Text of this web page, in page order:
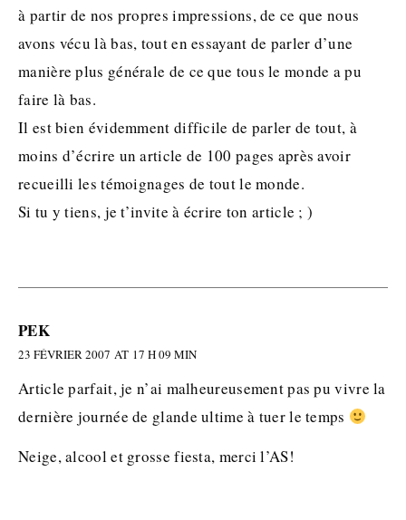
à partir de nos propres impressions, de ce que nous
avons vécu là bas, tout en essayant de parler d’une
manière plus générale de ce que tous le monde a pu
faire là bas.
Il est bien évidemment difficile de parler de tout, à
moins d’écrire un article de 100 pages après avoir
recueilli les témoignages de tout le monde.
Si tu y tiens, je t’invite à écrire ton article ; )
PEK
23 FÉVRIER 2007 AT 17 H 09 MIN
Article parfait, je n’ai malheureusement pas pu vivre la
dernière journée de glande ultime à tuer le temps
Neige, alcool et grosse fiesta, merci l’AS!